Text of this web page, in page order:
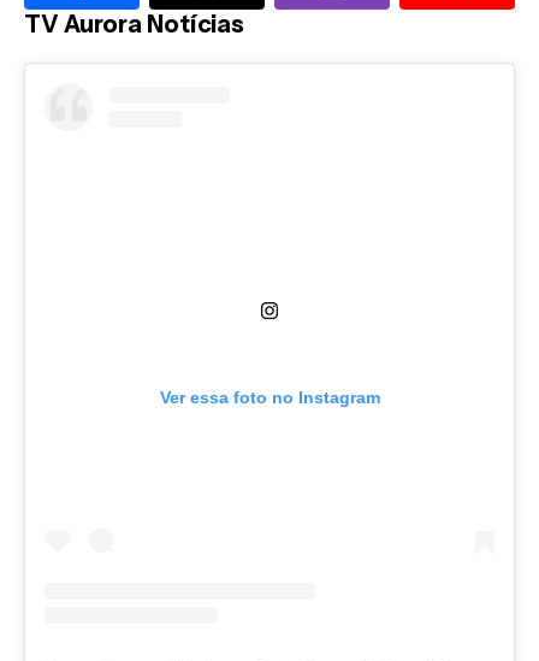
TV Aurora Notícias
Ver essa foto no Instagram